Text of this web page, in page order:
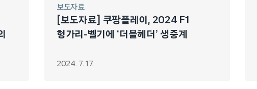
보도자료
[보도자료] 쿠팡플레이, 2024 F1
헝가리-벨기에 ‘더블헤더’ 생중계
2024. 7. 17.